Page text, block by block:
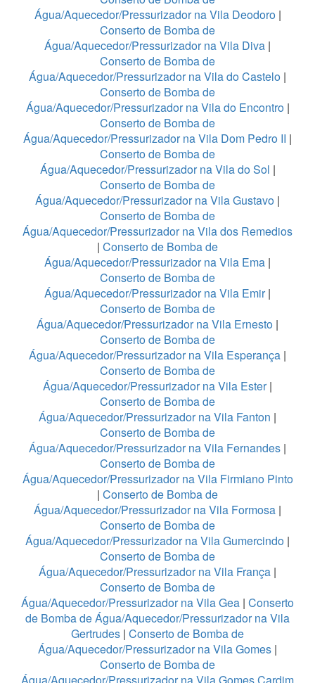
Água/Aquecedor/Pressurizador na Vila Deodoro|
Conserto de Bomba de
Água/Aquecedor/Pressurizador na Vila Diva |
Conserto de Bomba de
Água/Aquecedor/Pressurizador na Vila do Castelo |
Conserto de Bomba de
Água/Aquecedor/Pressurizador na Vila do Encontro|
Conserto de Bomba de
Água/Aquecedor/Pressurizador na Vila Dom Pedro II |
Conserto de Bomba de
Água/Aquecedor/Pressurizador na Vila do Sol |
Conserto de Bomba de
Água/Aquecedor/Pressurizador na Vila Gustavo |
Conserto de Bomba de
Água/Aquecedor/Pressurizador na Vila dos Remedios
| Conserto de Bomba de
Água/Aquecedor/Pressurizador na Vila Ema |
Conserto de Bomba de
Água/Aquecedor/Pressurizador na Vila Emir|
Conserto de Bomba de
Água/Aquecedor/Pressurizador na Vila Ernesto |
Conserto de Bomba de
Água/Aquecedor/Pressurizador na Vila Esperança |
Conserto de Bomba de
Água/Aquecedor/Pressurizador na Vila Ester|
Conserto de Bomba de
Água/Aquecedor/Pressurizador na Vila Fanton |
Conserto de Bomba de
Água/Aquecedor/Pressurizador na Vila Fernandes |
Conserto de Bomba de
Água/Aquecedor/Pressurizador na Vila Firmiano Pinto
| Conserto de Bomba de
Água/Aquecedor/Pressurizador na Vila Formosa |
Conserto de Bomba de
Água/Aquecedor/Pressurizador na Vila Gumercindo |
Conserto de Bomba de
Água/Aquecedor/Pressurizador na Vila França |
Conserto de Bomba de
Água/Aquecedor/Pressurizador na Vila Gea | Conserto
de Bomba de Água/Aquecedor/Pressurizador na Vila
Gertrudes | Conserto de Bomba de
Água/Aquecedor/Pressurizador na Vila Gomes |
Conserto de Bomba de